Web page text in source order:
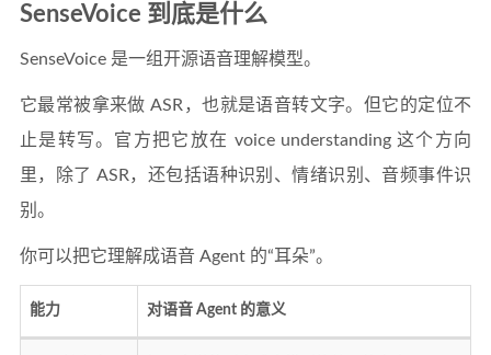
SenseVoice 到底是什么
SenseVoice 是一组开源语音理解模型。
它最常被拿来做 ASR，也就是语音转文字。但它的定位不
止是转写。官方把它放在 voice understanding 这个方向
里，除了 ASR，还包括语种识别、情绪识别、音频事件识
别。
你可以把它理解成语音 Agent 的“耳朵”。
能力 对语音 Agent 的意义